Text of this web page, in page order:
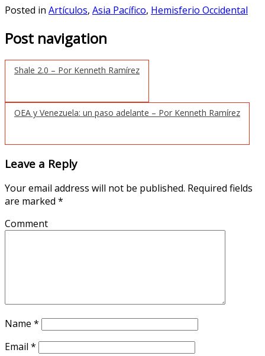
Posted in Artículos, Asia Pacífico, Hemisferio Occidental
Post navigation
Shale 2.0 – Por Kenneth Ramírez
OEA y Venezuela: un paso adelante – Por Kenneth Ramírez
Leave a Reply
Your email address will not be published. Required fields
are marked *
Comment
Name *
Email *